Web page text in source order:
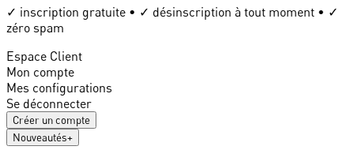
✓ inscription gratuite • ✓ désinscription à tout moment • ✓
zéro spam
Espace Client
Mon compte
Mes configurations
Se déconnecter
Créer un compte
Nouveautés+